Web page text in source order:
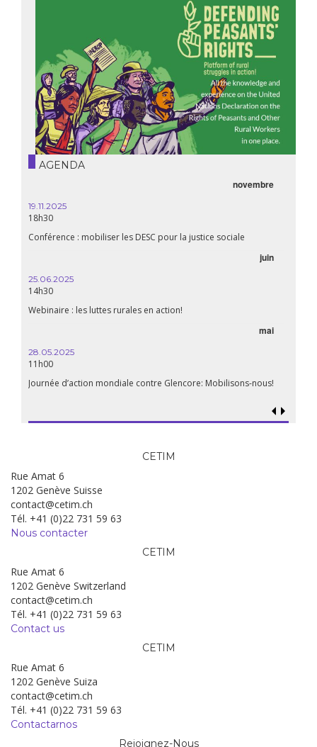
AGENDA
novembre
19.11.2025
18h30
Conférence : mobiliser les DESC pour la justice sociale
juin
25.06.2025
14h30
Webinaire : les luttes rurales en action!
mai
28.05.2025
11h00
Journée d’action mondiale contre Glencore: Mobilisons-nous!
CETIM
Rue Amat 6
1202 Genève Suisse
contact@cetim.ch
Tél. +41 (0)22 731 59 63
Nous contacter
CETIM
Rue Amat 6
1202 Genève Switzerland
contact@cetim.ch
Tél. +41 (0)22 731 59 63
Contact us
CETIM
Rue Amat 6
1202 Genève Suiza
contact@cetim.ch
Tél. +41 (0)22 731 59 63
Contactarnos
Rejoignez-Nous